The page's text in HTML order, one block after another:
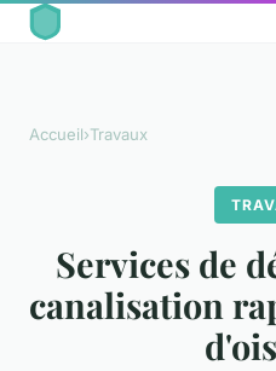
Accueil›Travaux
Services de
canalisation